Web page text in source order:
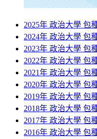
2025年 政治大學 包
2024年 政治大學 包
2023年 政治大學 包
2022年 政治大學 包
2021年 政治大學 包
2020年 政治大學 包
2019年 政治大學 包
2018年 政治大學 包
2017年 政治大學 包
2016年 政治大學 包